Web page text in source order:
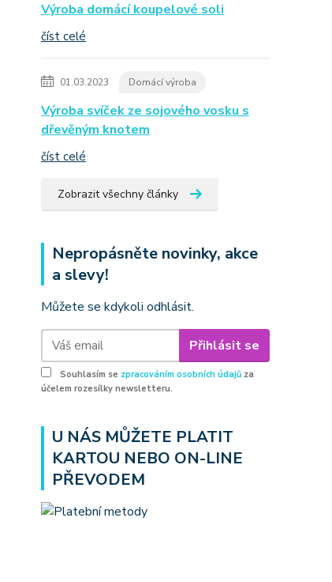
Výroba domácí koupelové soli
číst celé
01.03.2023 Domácí výroba
Výroba svíček ze sojového vosku s
dřevěným knotem
číst celé
Zobrazit všechny články
Nepropásněte novinky, akce
a slevy!
Můžete se kdykoli odhlásit.
Přihlásit se
Souhlasím se zpracováním osobních údajů za
účelem rozesílky newsletteru.
U NÁS MŮŽETE PLATIT
KARTOU NEBO ON-LINE
PŘEVODEM